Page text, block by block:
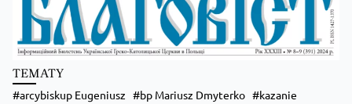
Zobacz na Facebooku · Udostępnij
TEMATY
arcybiskup Eugeniusz bp Mariusz Dmyterko
kazanie